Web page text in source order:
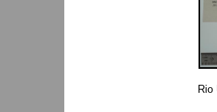
Rio